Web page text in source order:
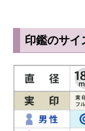
やはりチタンは大
◆ チタンはお手
朱肉汚れはもちろ
も、指や歯ブラシ
す。 通常、印鑑は
れは柘や水牛など
印鑑のサイ